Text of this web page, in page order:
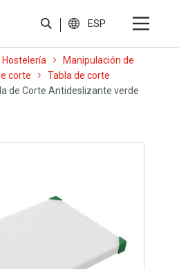
ESP
Manipulación de
corte
Tabla de corte
de Corte Antideslizante verde